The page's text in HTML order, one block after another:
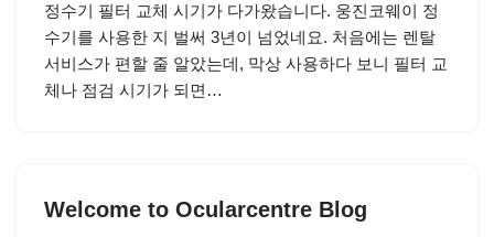
정수기 필터 교체 시기가 다가왔습니다. 웅진코웨이 정
수기를 사용한 지 벌써 3년이 넘었네요. 처음에는 렌탈
서비스가 편할 줄 알았는데, 막상 사용하다 보니 필터 교
체나 점검 시기가 되면…
Welcome to Ocularcentre Blog